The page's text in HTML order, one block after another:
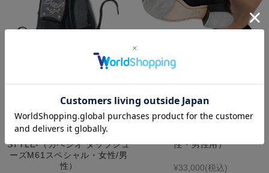
CAPEZIO TAP SHOES M61
TAP OXFORD MAX-SPECIAL
STYLE-（カペジオ タップシュ
ーズM61スペシャル・女性/男
性）
CAPEZIO（カペジオ）タップ
性・男性用）
¥33,000(税込)